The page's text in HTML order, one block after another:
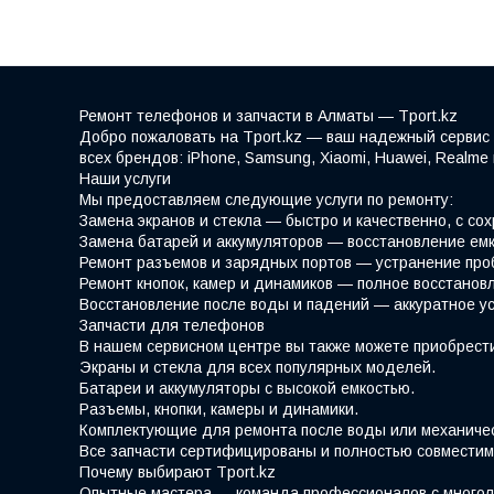
Ремонт телефонов и запчасти в Алматы — Tport.kz
Добро пожаловать на Tport.kz — ваш надежный сервис
всех брендов: iPhone, Samsung, Xiaomi, Huawei,
Наши услуги
Мы предоставляем следующие услуги по ремонту:
Замена экранов и стекла — быстро и качественно, с
Замена батарей и аккумуляторов — восстановление
Ремонт разъемов и зарядных портов — устранение
Ремонт кнопок, камер и динамиков — полное
Восстановление после воды и падений — аккуратное
Запчасти для телефонов
В нашем сервисном центре вы также можете
Экраны и стекла для всех популярных моделей.
Батареи и аккумуляторы с высокой емкостью.
Разъемы, кнопки, камеры и динамики.
Комплектующие для ремонта после воды или
Все запчасти сертифицированы и полностью
Почему выбирают Tport.kz